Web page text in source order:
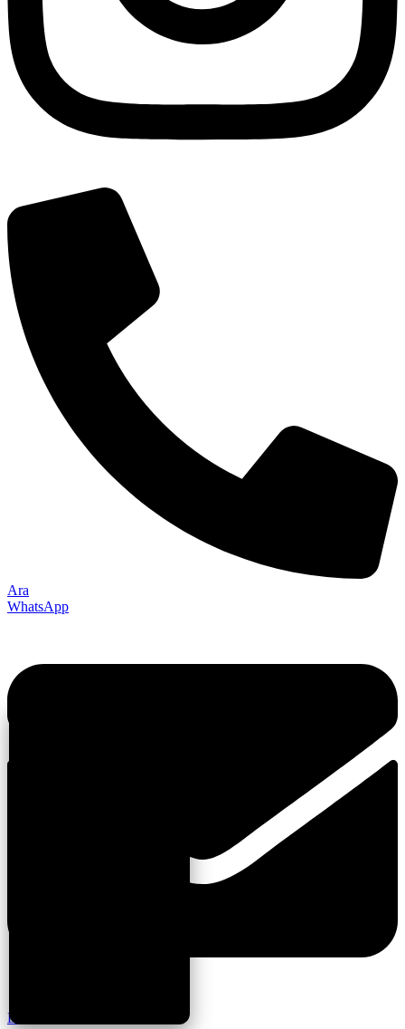
Ara
WhatsApp
E-Posta